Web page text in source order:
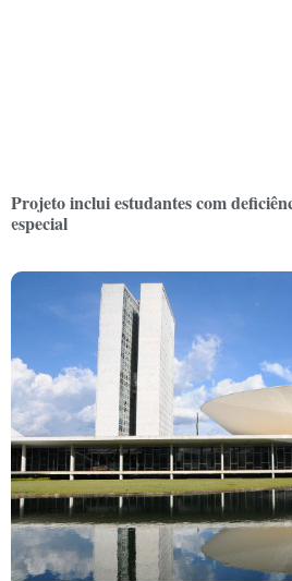
Projeto inclui estudantes com
especial